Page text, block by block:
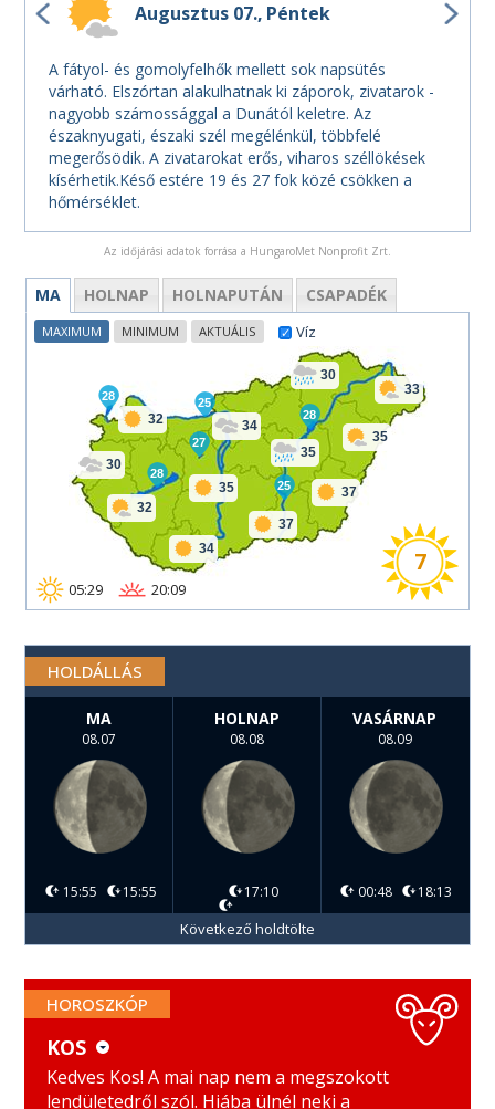
Augusztus 07. Péntek
A fátyol- és gomolyfelhők mellett sok napsütés
várható. Elszórtan alakulhatnak ki záporok, zivatarok -
nagyobb számossággal a Dunától keletre. Az
északnyugati, északi szél megélénkül, többfelé
megerősödik. A zivatarokat erős, viharos széllökések
kísérhetik.Késő estére 19 és 27 fok közé csökken a
hőmérséklet.
Az időjárási adatok forrása a HungaroMet Nonprofit Zrt.
MA HOLNAP HOLNAPUTÁN CSAPADÉK
32
30
32
35
34
37
35
34
30
37
35
33
28
28
27
25
25
28
05:29 20:09
7
Víz
MAXIMUM MINIMUM AKTUÁLIS
HOLDÁLLÁS
MA
08.07
15:55 15:55
HOLNAP
08.08
17:10
VASÁRNAP
08.09
00:48 18:13
Következő holdtölte
HOROSZKÓP
KOS
KOS
Kedves Kos! A mai nap nem a megszokott
lendületedről szól. Hiába ülnél neki a